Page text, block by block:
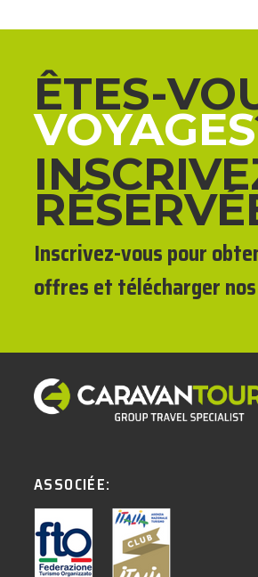
ÊTES-
VOYAGES
Inscrivez-vous pour
offres et télécharger
ASSOCIÉE: